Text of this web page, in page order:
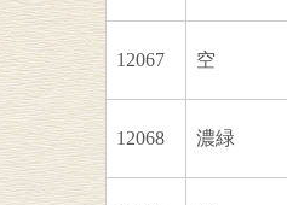
12067 空
12068 濃緑